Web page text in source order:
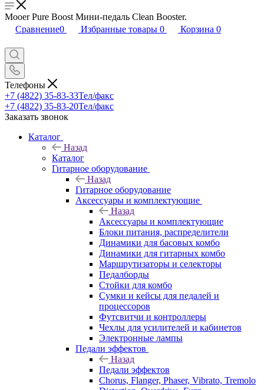
Mooer Pure Boost Мини-педаль Clean Booster.
Сравнение0 Избранные товары 0 Корзина 0
Телефоны
+7 (4822) 35-83-33Тел/факс
+7 (4822) 35-83-20Тел/факс
Заказать звонок
Каталог
Назад
Каталог
Гитарное оборудование
Назад
Гитарное оборудование
Аксессуары и комплектующие
Назад
Аксессуары и комплектующие
Блоки питания, распределители
Динамики для басовых комбо
Динамики для гитарных комбо
Маршрутизаторы и селекторы
Педалборды
Стойки для комбо
Сумки и кейсы для педалей и
процессоров
Футсвитчи и контроллеры
Чехлы для усилителей и кабинетов
Электронные лампы
Педали эффектов
Назад
Педали эффектов
Chorus, Flanger, Phaser, Vibrato, Tremolo